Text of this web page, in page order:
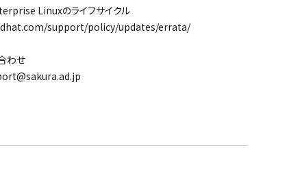
Linuxのライフサイクル
support/policy/updates/errata/
わせ